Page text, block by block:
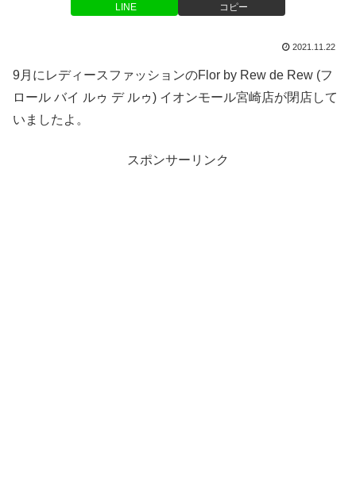
LINE コピー
2021.11.22
9月にレディースファッションのFlor by Rew de Rew (フ
ロール バイ ルゥ デ ルゥ) イオンモール宮崎店が閉店して
いましたよ。
スポンサーリンク